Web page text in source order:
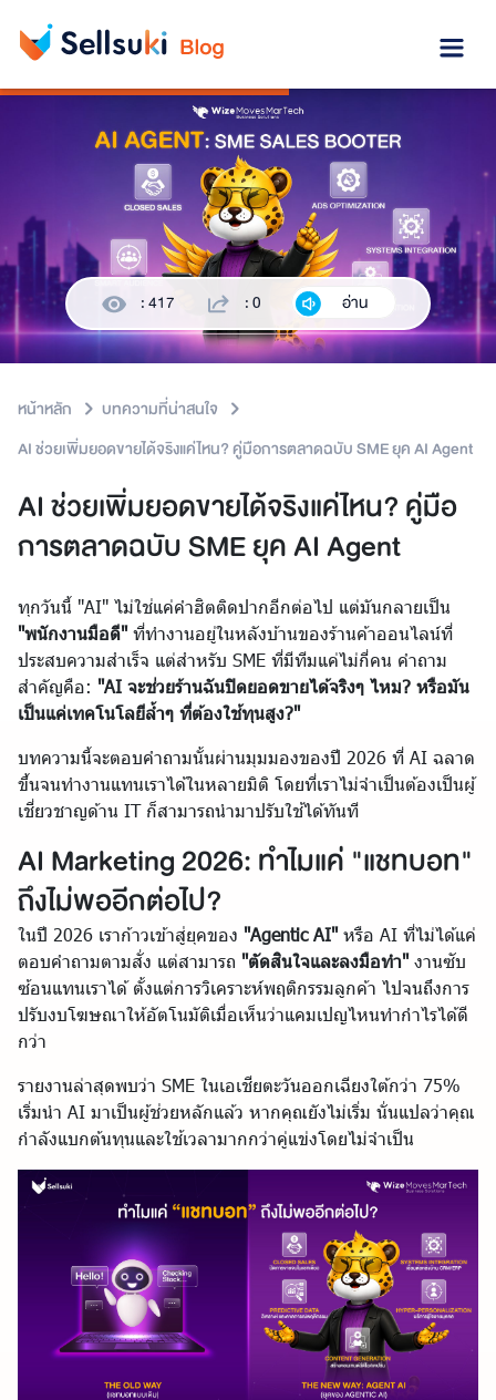
: 417 : 0 อ่าน
หน้าหลัก
บทความที่น่าสนใจ
AI ช่วยเพิ่มยอดขายได้จริงแค่ไหน? คู่มือการตลาดฉบับ SME ยุค AI Agent
AI ช่วยเพิ่มยอดขายได้จริงแค่ไหน? คู่มือ
การตลาดฉบับ SME ยุค AI Agent
ทุกวันนี้ "AI" ไม่ใช่แค่คำฮิตติดปากอีกต่อไป แต่มันกลายเป็น
"พนักงานมือดี"ที่ทำงานอยู่ในหลังบ้านของร้านค้าออนไลน์ที่
ประสบความสำเร็จ แต่สำหรับ SME ที่มีทีมแค่ไม่กี่คน คำถาม
สำคัญคือ: "AI จะช่วยร้านฉันปิดยอดขายได้จริงๆ ไหม? หรือมัน
เป็นแค่เทคโนโลยีล้ำๆ ที่ต้องใช้ทุนสูง?"
บทความนี้จะตอบคำถามนั้นผ่านมุมมองของปี 2026 ที่ AI ฉลาด
ขึ้นจนทำงานแทนเราได้ในหลายมิติ โดยที่เราไม่จำเป็นต้องเป็นผู้
เชี่ยวชาญด้าน IT ก็สามารถนำมาปรับใช้ได้ทันที
AI Marketing 2026: ทำไมแค่ "แชทบอท"
ถึงไม่พออีกต่อไป?
ในปี 2026 เราก้าวเข้าสู่ยุคของ "Agentic AI"หรือ AI ที่ไม่ได้แค่
ตอบคำถามตามสั่ง แต่สามารถ "ตัดสินใจและลงมือทำ"งานซับ
ซ้อนแทนเราได้ ตั้งแต่การวิเคราะห์พฤติกรรมลูกค้า ไปจนถึงการ
ปรับงบโฆษณาให้อัตโนมัติเมื่อเห็นว่าแคมเปญไหนทำกำไรได้ดี
กว่า
รายงานล่าสุดพบว่า SME ในเอเชียตะวันออกเฉียงใต้กว่า 75%
เริ่มนำ AI มาเป็นผู้ช่วยหลักแล้ว หากคุณยังไม่เริ่ม นั่นแปลว่าคุณ
กำลังแบกต้นทุนและใช้เวลามากกว่าคู่แข่งโดยไม่จำเป็น